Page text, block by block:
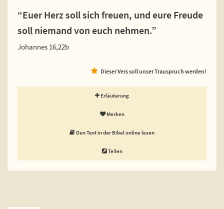
“Euer Herz soll sich freuen, und eure Freude
soll niemand von euch nehmen.”
Johannes 16,22b
Dieser Vers soll unser Trauspruch werden!
Erläuterung
Merken
Den Text in der Bibel online lesen
Teilen